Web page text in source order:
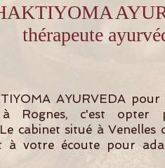
thérapeute
AYURVEDA
à Rognes, c'est
cabinet situé à
à votre écoute pour